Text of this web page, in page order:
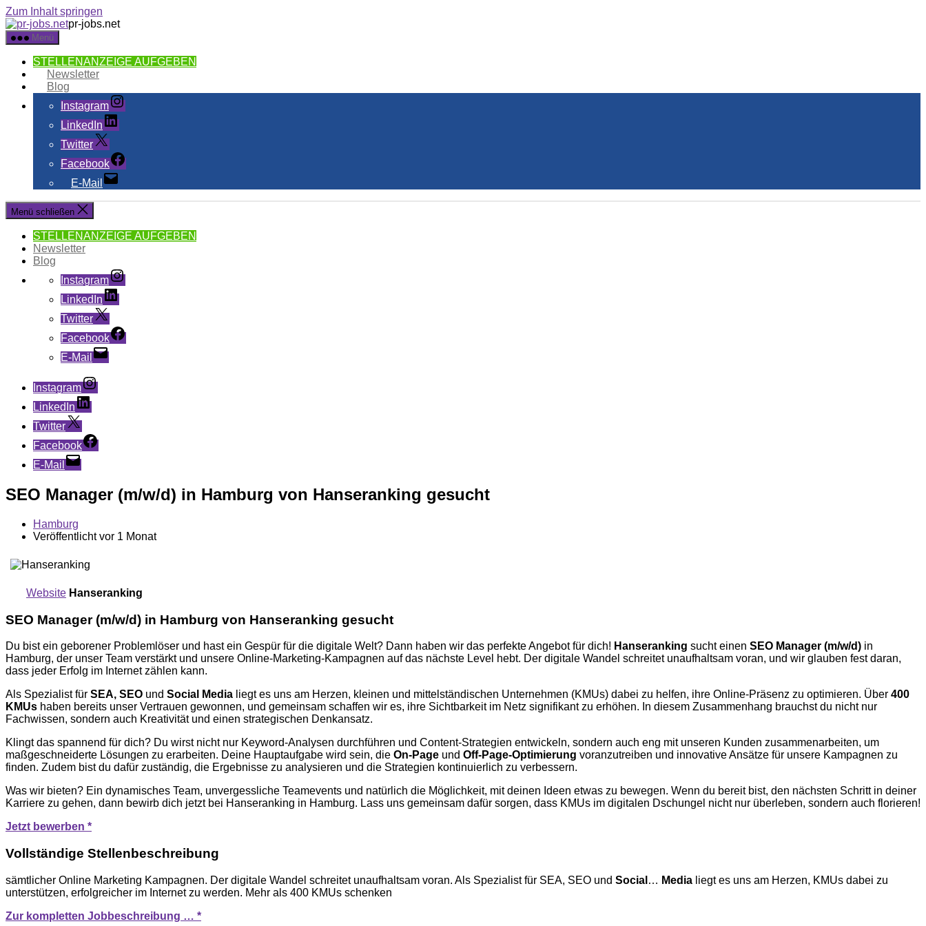
Zum Inhalt springen
pr-jobs.net
Menü
STELLENANZEIGE AUFGEBEN
Newsletter
Blog
Instagram
LinkedIn
Twitter
Facebook
E-Mail
Menü schließen
STELLENANZEIGE AUFGEBEN
Newsletter
Blog
Instagram
LinkedIn
Twitter
Facebook
E-Mail
Instagram
LinkedIn
Twitter
Facebook
E-Mail
SEO Manager (m/w/d) in Hamburg von Hanseranking gesucht
Hamburg
Veröffentlicht vor 1 Monat
Website Hanseranking
SEO Manager (m/w/d) in Hamburg von Hanseranking gesucht
Du bist ein geborener Problemlöser und hast ein Gespür für die digitale Welt? Dann haben wir das perfekte Angebot für dich! Hanseranking sucht einen SEO Manager (m/w/d) in
Hamburg, der unser Team verstärkt und unsere Online-Marketing-Kampagnen auf das nächste Level hebt. Der digitale Wandel schreitet unaufhaltsam voran, und wir glauben fest daran,
dass jeder Erfolg im Internet zählen kann.
Als Spezialist für SEA, SEO und Social Media liegt es uns am Herzen, kleinen und mittelständischen Unternehmen (KMUs) dabei zu helfen, ihre Online-Präsenz zu optimieren. Über 400
KMUs haben bereits unser Vertrauen gewonnen, und gemeinsam schaffen wir es, ihre Sichtbarkeit im Netz signifikant zu erhöhen. In diesem Zusammenhang brauchst du nicht nur
Fachwissen, sondern auch Kreativität und einen strategischen Denkansatz.
Klingt das spannend für dich? Du wirst nicht nur Keyword-Analysen durchführen und Content-Strategien entwickeln, sondern auch eng mit unseren Kunden zusammenarbeiten, um
maßgeschneiderte Lösungen zu erarbeiten. Deine Hauptaufgabe wird sein, die On-Page und Off-Page-Optimierung voranzutreiben und innovative Ansätze für unsere Kampagnen zu
finden. Zudem bist du dafür zuständig, die Ergebnisse zu analysieren und die Strategien kontinuierlich zu verbessern.
Was wir bieten? Ein dynamisches Team, unvergessliche Teamevents und natürlich die Möglichkeit, mit deinen Ideen etwas zu bewegen. Wenn du bereit bist, den nächsten Schritt in deiner
Karriere zu gehen, dann bewirb dich jetzt bei Hanseranking in Hamburg. Lass uns gemeinsam dafür sorgen, dass KMUs im digitalen Dschungel nicht nur überleben, sondern auch florieren!
Jetzt bewerben *
Vollständige Stellenbeschreibung
sämtlicher Online Marketing Kampagnen. Der digitale Wandel schreitet unaufhaltsam voran. Als Spezialist für SEA, SEO und Social … Media liegt es uns am Herzen, KMUs dabei zu
unterstützen, erfolgreicher im Internet zu werden. Mehr als 400 KMUs schenken
Zur kompletten Jobbeschreibung … *